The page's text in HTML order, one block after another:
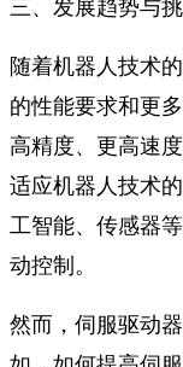
三、发展趋势与
随着机器人技术
的性能要求和更
高精度、更高速
适应机器人技术
工智能、传感器
动控制。
然而，伺服驱动